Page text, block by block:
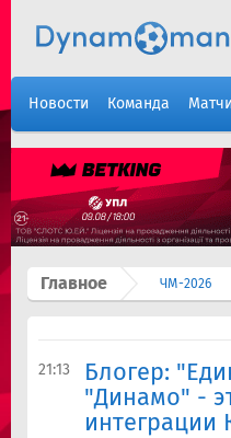
Новости Команда Матчи
Главное ЧМ-2026
21:13
Блогер:
"Динамо" -
интеграции